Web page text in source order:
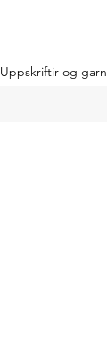
Uppskriftir og garn